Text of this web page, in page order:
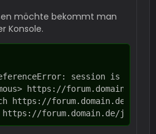
möchte bekommt man
Konsole.
forum.domain.de/js/